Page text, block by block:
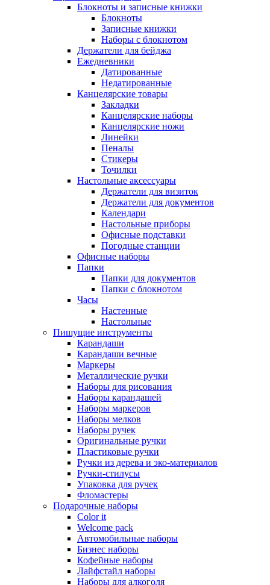
Блокноты и записные книжки
Блокноты
Записные книжки
Наборы с блокнотом
Держатели для бейджа
Ежедневники
Датированные
Недатированные
Канцелярские товары
Закладки
Канцелярские наборы
Канцелярские ножи
Линейки
Пеналы
Стикеры
Точилки
Настольные аксессуары
Держатели для визиток
Держатели для документов
Календари
Настольные приборы
Офисные подставки
Погодные станции
Офисные наборы
Папки
Папки для документов
Папки с блокнотом
Часы
Настенные
Настольные
Пишущие инструменты
Карандаши
Карандаши вечные
Маркеры
Металлические ручки
Наборы для рисования
Наборы карандашей
Наборы маркеров
Наборы мелков
Наборы ручек
Оригинальные ручки
Пластиковые ручки
Ручки из дерева и эко-материалов
Ручки-стилусы
Упаковка для ручек
Фломастеры
Подарочные наборы
Color it
Welcome pack
Автомобильные наборы
Бизнес наборы
Кофейные наборы
Лайфстайл наборы
Наборы для алкоголя